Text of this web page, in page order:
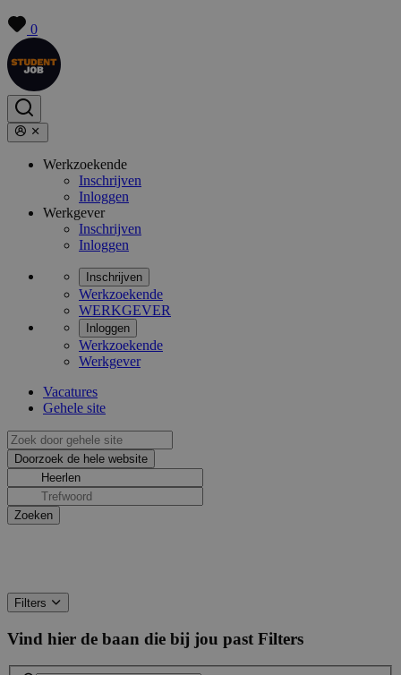
0
Werkzoekende
Inschrijven
Inloggen
Werkgever
Inschrijven
Inloggen
Inschrijven
Werkzoekende
WERKGEVER
Inloggen
Werkzoekende
Werkgever
Vacatures
Gehele site
Filters
Vind hier de baan die bij jou past Filters